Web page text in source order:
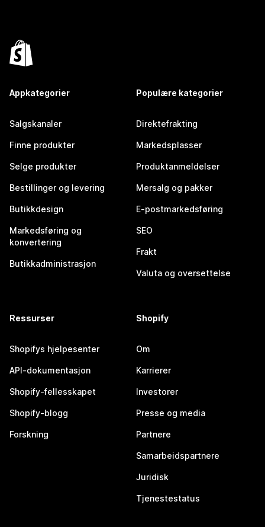
Appkategorier
Salgskanaler
Finne produkter
Selge produkter
Bestillinger og levering
Butikkdesign
Markedsføring og
konvertering
Butikkadministrasjon
Populære kategorier
Direktefrakting
Markedsplasser
Produktanmeldelser
Mersalg og pakker
E-postmarkedsføring
SEO
Frakt
Valuta og oversettelse
Ressurser
Shopifys hjelpesenter
API-dokumentasjon
Shopify-fellesskapet
Shopify-blogg
Forskning
Shopify
Om
Karrierer
Investorer
Presse og media
Partnere
Samarbeidspartnere
Juridisk
Tjenestestatus